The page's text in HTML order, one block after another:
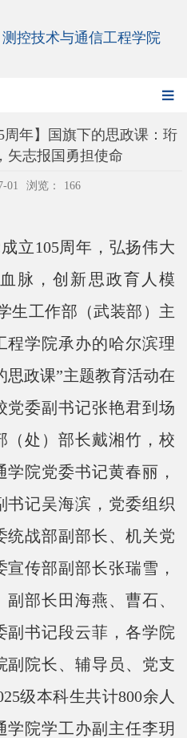
测控技术与通信工程学院
周年】国旗下的思政课：珩
矢志报国勇担使命
01 浏览： 166
立105周年，弘扬伟大
脉，创新思政育人模
生工作部（武装部）主
程学院承办的哈尔滨理
思政课”主题教育活动在
党委副书记张艳君到场
（处）部长戴湘竹，校
院党委书记黄春丽，
书记吴海滨，党委组织
统战部副部长、机关党
传部副部长张瑞雪，
部长田海燕、曹石、
副书记段云菲，各学院
副院长、辅导员、党支
级本科生共计800余人
院学工办副主任李玥